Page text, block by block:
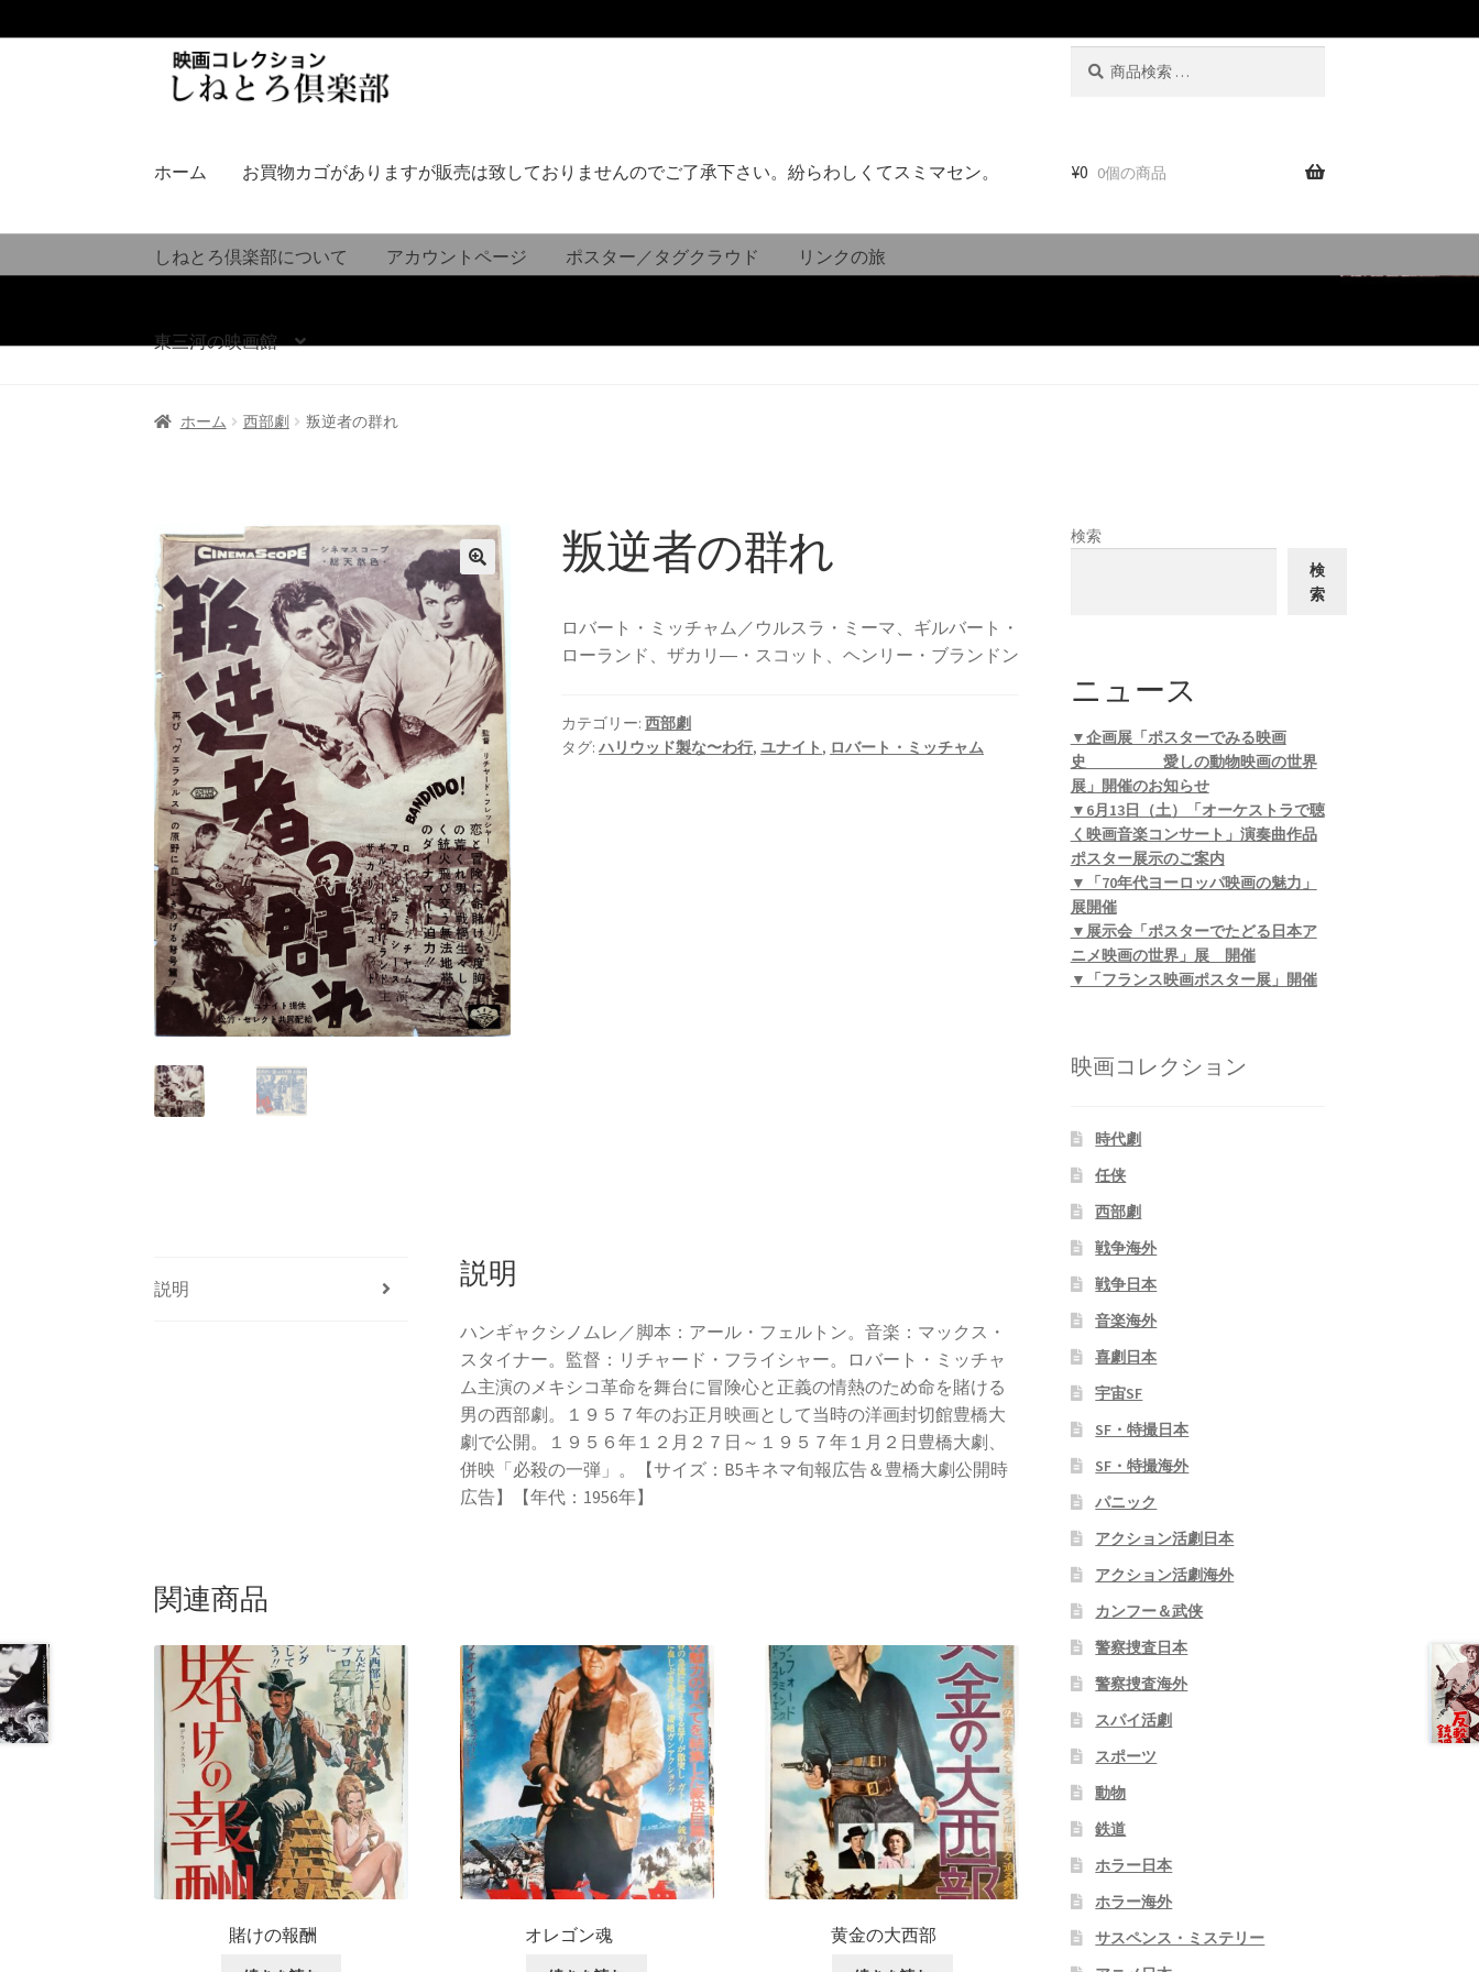
シ
へ
ス
ッ
ツ
キ
ッ
ホーム お買物カゴがありますが販売は致しておりませんのでご了承下さい。紛らわしくてスミマセン。
しねとろ倶楽部について アカウントページ ポスター／タグクラウド リンクの旅
東三河の映画館
¥0 0個の商品
ホーム 西部劇 叛逆者の群れ
叛逆者の群れ
ロバート・ミッチャム／ウルスラ・ミーマ、ギルバート・
ローランド、ザカリ―・スコット、ヘンリー・ブランドン
カテゴリー:西部劇
タグ:ハリウッド製な〜わ行,ユナイト , ロバート・ミッチャム
説明 説明
ハンギャクシノムレ／脚本：アール・フェルトン。音楽：マックス・
スタイナー。監督：リチャード・フライシャー。ロバート・ミッチャ
ム主演のメキシコ革命を舞台に冒険心と正義の情熱のため命を賭ける
男の西部劇。１９５７年のお正月映画として当時の洋画封切館豊橋大
劇で公開。１９５６年１２月２７日～１９５７年１月２日豊橋大劇、
併映「必殺の一弾」。【サイズ：B5キネマ旬報広告＆豊橋大劇公開時
広告】【年代：1956年】
関連商品
賭けの報酬 オレゴン魂 黄金の大西部
検索
検
索
ニュース
▼企画展「ポスターでみる映画
史 愛しの動物映画の世界
展」開催のお知らせ
▼6月13日（土）「オーケストラで聴
く映画音楽コンサート」演奏曲作品
ポスター展示のご案内
▼「70年代ヨーロッパ映画の魅力」
展開催
▼展示会「ポスターでたどる日本ア
ニメ映画の世界」展 開催
▼「フランス映画ポスター展」開催
映画コレクション
時代劇
任侠
西部劇
戦争海外
戦争日本
音楽海外
喜劇日本
宇宙SF
SF・特撮日本
SF・特撮海外
パニック
アクション活劇日本
アクション活劇海外
カンフー＆武侠
警察捜査日本
警察捜査海外
スパイ活劇
スポーツ
動物
鉄道
ホラー日本
ホラー海外
サスペンス・ミステリー